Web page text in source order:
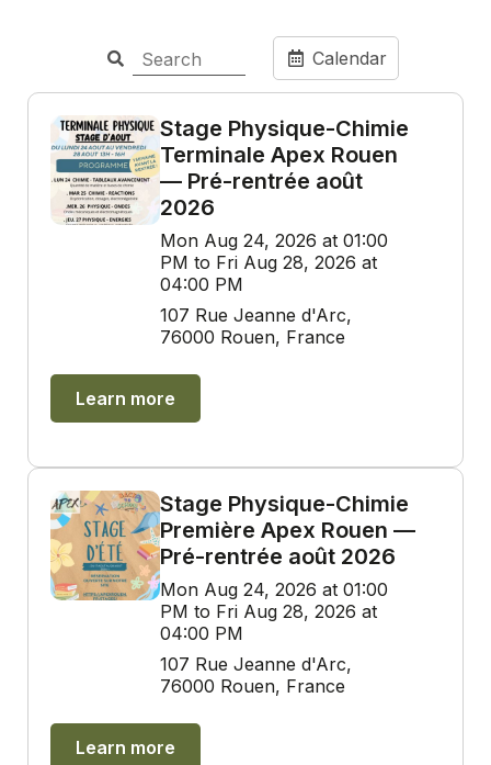
Calendar
Stage Physique-Chimie
Terminale Apex Rouen
— Pré-rentrée août
2026
Mon Aug 24, 2026 at 01:00
PM to Fri Aug 28, 2026 at
04:00 PM
107 Rue Jeanne d'Arc,
76000 Rouen, France
Learn more
Stage Physique-Chimie
Première Apex Rouen —
Pré-rentrée août 2026
Mon Aug 24, 2026 at 01:00
PM to Fri Aug 28, 2026 at
04:00 PM
107 Rue Jeanne d'Arc,
76000 Rouen, France
Learn more